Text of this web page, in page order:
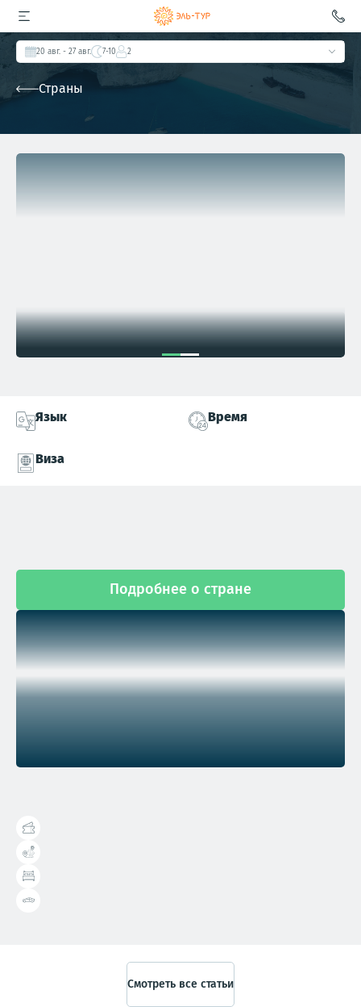
20 авг. - 27 авг. 7-10 2
Страны
Язык Время
Виза
Подробнее о стране
Справочник туриста
Смотреть все статьи